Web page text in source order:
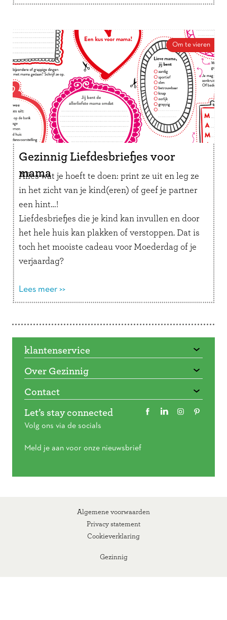
Om te vieren
Gezinnig Liefdesbriefjes voor
mama
Alles wat je hoeft te doen: print ze uit en leg ze
in het zicht van je kind(eren) of geef je partner
een hint…!
Liefdesbriefjes die je kind kan invullen en door
het hele huis kan plakken of verstoppen. Dat is
toch het mooiste cadeau voor Moederdag of je
verjaardag?
Lees meer >>
klantenservice
Over Gezinnig
Contact
Let’s stay connected
Volg ons via de socials
Meld je aan voor onze nieuwsbrief
Gezinnig
Algemene voorwaarden
Privacy statement
Cookieverklaring